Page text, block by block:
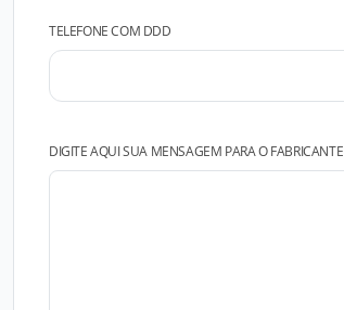
TELEFONE COM DDD
DIGITE AQUI SUA MENSAGEM PARA O FABRICANTE